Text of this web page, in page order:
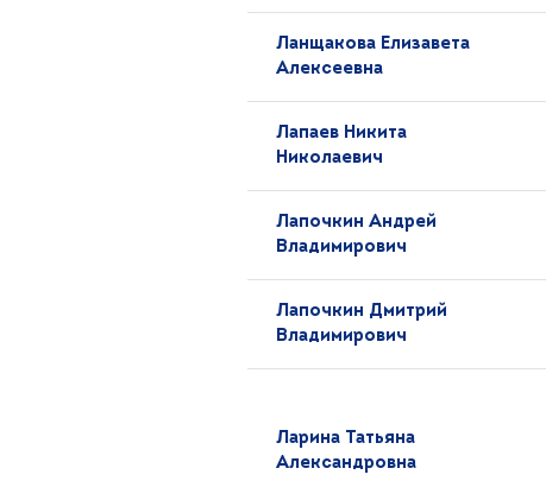
Ланщакова Елизавета
Алексеевна
Лапаев Никита
Николаевич
Лапочкин Андрей
Владимирович
Лапочкин Дмитрий
Владимирович
Ларина Татьяна
Александровна